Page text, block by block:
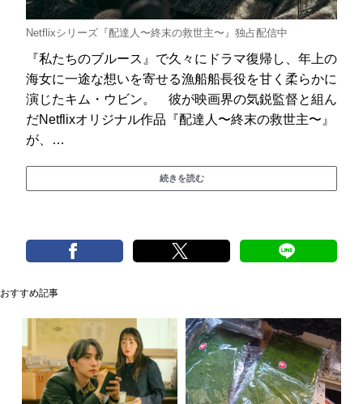
Netflixシリーズ『配達人〜終末の救世主〜』独占配信中
『私たちのブルース』で久々にドラマ復帰し、年上の
海女に一途な想いを寄せる漁船船長役を甘く柔らかに
演じたキム・ウビン。 彼が映画界の気鋭監督と組ん
だNetflixオリジナル作品『配達人〜終末の救世主〜』
が、…
続きを読む
おすすめ記事